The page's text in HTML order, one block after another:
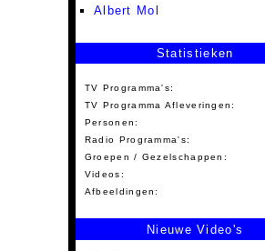
Albert Mol
Statistieken
TV Programma's:
TV Programma Afleveringen:
Personen:
Radio Programma's:
Groepen / Gezelschappen:
Videos:
Afbeeldingen:
Nieuwe Video's